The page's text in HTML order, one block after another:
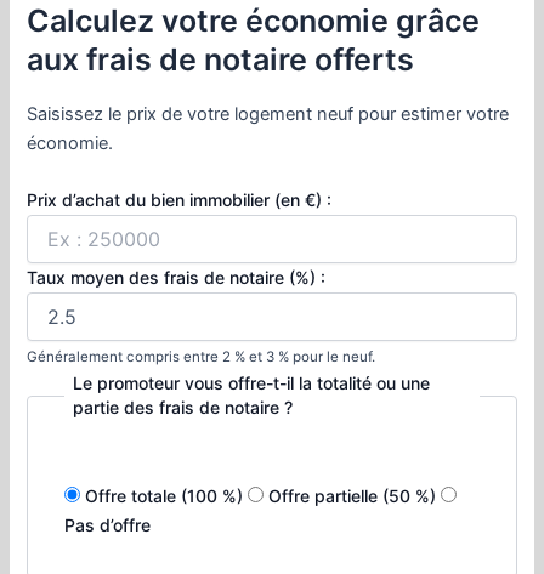
Calculez votre économie grâce
aux frais de notaire offerts
Saisissez le prix de votre logement neuf pour estimer votre
économie.
Prix d’achat du bien immobilier (en €) :
Taux moyen des frais de notaire (%) :
Généralement compris entre 2 % et 3 % pour le neuf.
Le promoteur vous offre-t-il la totalité ou une
partie des frais de notaire ?
Offre totale (100 %)
Offre partielle (50 %)
Pas d’offre